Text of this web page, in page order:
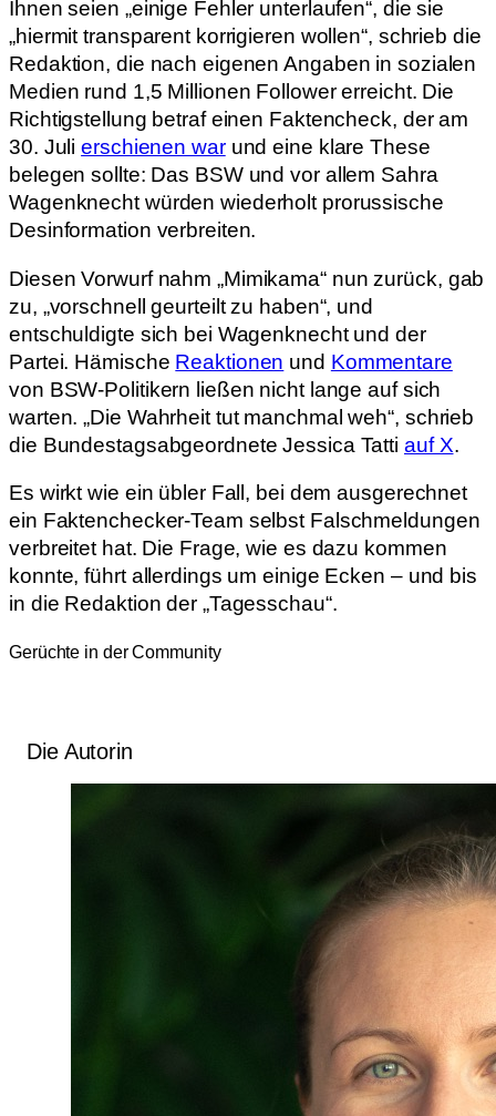
Ihnen seien „einige Fehler unterlaufen“, die sie
„hiermit transparent korrigieren wollen“, schrieb die
Redaktion, die nach eigenen Angaben in sozialen
Medien rund 1,5 Millionen Follower erreicht. Die
Richtigstellung betraf einen Faktencheck, der am
30. Julierschienen warund eine klare These
belegen sollte: Das BSW und vor allem Sahra
Wagenknecht würden wiederholt prorussische
Desinformation verbreiten.
Diesen Vorwurf nahm „Mimikama“ nun zurück, gab
zu, „vorschnell geurteilt zu haben“, und
entschuldigte sich bei Wagenknecht und der
Partei. Hämische Reaktionen und Kommentare
von BSW-Politikern ließen nicht lange auf sich
warten. „Die Wahrheit tut manchmal weh“, schrieb
die Bundestagsabgeordnete Jessica Tatti auf X.
Es wirkt wie ein übler Fall, bei dem ausgerechnet
ein Faktenchecker-Team selbst Falschmeldungen
verbreitet hat. Die Frage, wie es dazu kommen
konnte, führt allerdings um einige Ecken – und bis
in die Redaktion der „Tagesschau“.
Gerüchte in der Community
Die Autorin